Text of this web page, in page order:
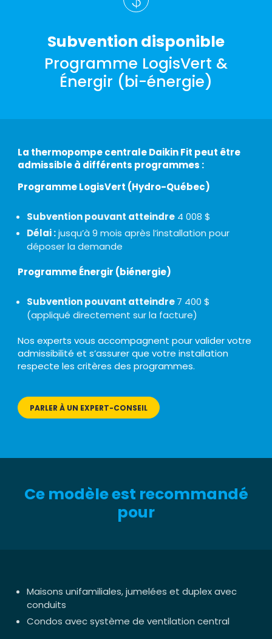
Subvention disponible
Programme LogisVert &
Énergir (bi-énergie)
La thermopompe centrale Daikin Fit peut être
admissible à différents programmes :
Programme LogisVert (Hydro-Québec)
Subvention pouvant atteindre 4 008 $
Délai :jusqu’à 9 mois après l’installation pour
déposer la demande
Programme Énergir (biénergie)
Subvention pouvant atteindre7 400 $
(appliqué directement sur la facture)
Nos experts vous accompagnent pour valider votre
admissibilité et s’assurer que votre installation
respecte les critères des programmes.
PARLER À UN EXPERT-CONSEIL
Ce modèle est recommandé
pour
Maisons unifamiliales, jumelées et duplex avec
conduits
Condos avec système de ventilation central